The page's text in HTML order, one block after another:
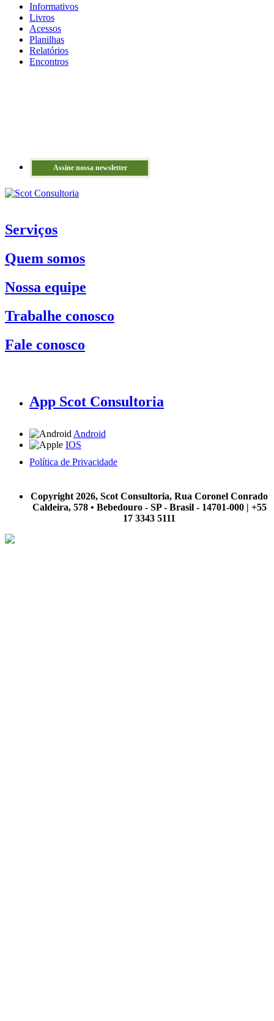
Informativos
Livros
Acessos
Planilhas
Relatórios
Encontros
Assine nossa newsletter
Serviços
Quem somos
Nossa equipe
Trabalhe conosco
Fale conosco
App Scot Consultoria
Android
IOS
Política de Privacidade
Copyright 2026, Scot Consultoria, Rua Coronel Conrado
Caldeira, 578 • Bebedouro - SP - Brasil - 14701-000 | +55
17 3343 5111